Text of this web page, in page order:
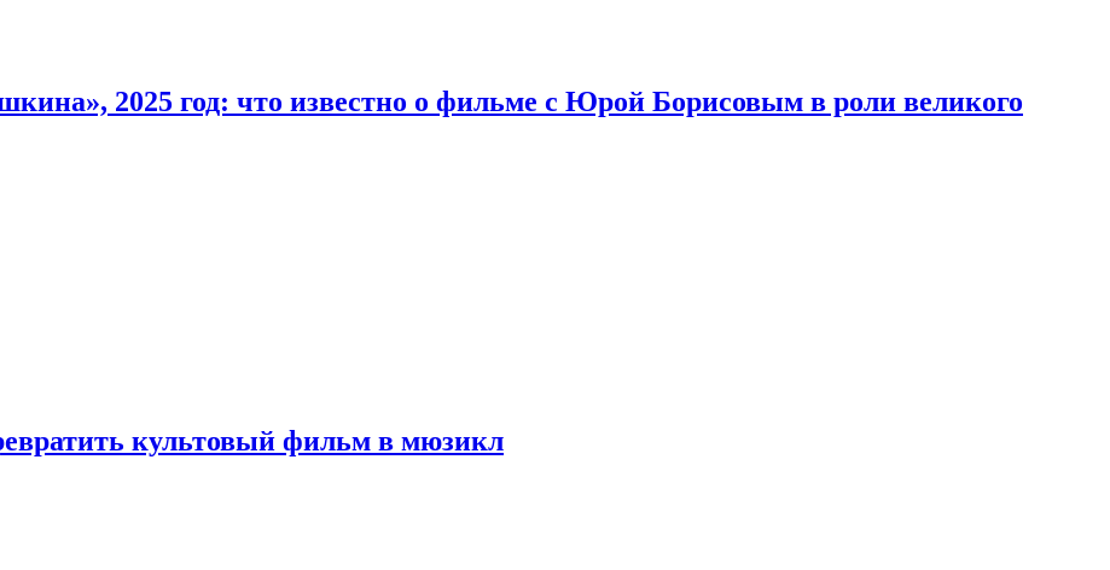
2025 год: что известно о фильме с Юрой Борисовым в роли великого
культовый фильм в мюзикл